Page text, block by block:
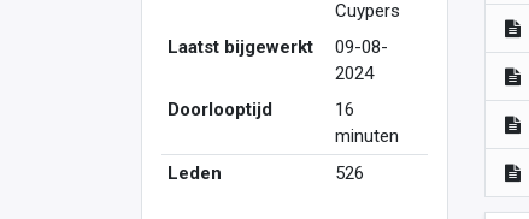
Cuypers
Laatst bijgewerkt
09-08-
2024
Doorlooptijd
16
minuten
Leden
526